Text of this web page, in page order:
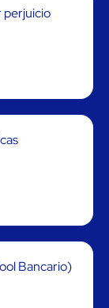
perjuicio
Bancario)